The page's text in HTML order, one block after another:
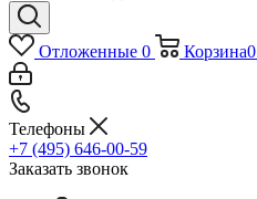
Отложенные 0 Корзина0
Телефоны
+7 (495) 646-00-59
Заказать звонок